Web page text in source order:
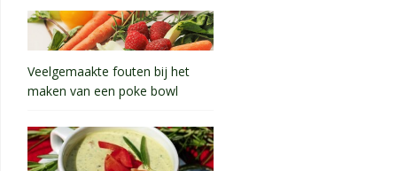
Veelgemaakte fouten bij het
maken van een poke bowl